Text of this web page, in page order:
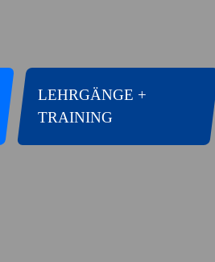
LEHRGÄNGE +
TRAINING